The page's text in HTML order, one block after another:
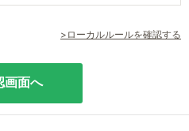
>ローカルルールを確認する